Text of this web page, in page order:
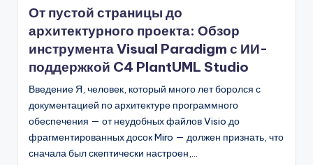
От пустой страницы до
архитектурного проекта: Обзор
инструмента Visual Paradigm с ИИ-
поддержкой C4 PlantUML Studio
Введение Я, человек, который много лет боролся с
документацией по архитектуре программного
обеспечения — от неудобных файлов Visio до
фрагментированных досок Miro — должен признать, что
сначала был скептически настроен,…